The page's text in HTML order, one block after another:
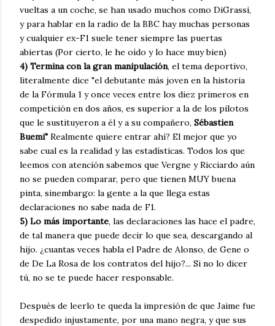
vueltas a un coche, se han usado muchos como DiGrassi,
y para hablar en la radio de la BBC hay muchas personas
y cualquier ex-F1 suele tener siempre las puertas
abiertas (Por cierto, le he oído y lo hace muy bien)
4) Termina con la gran manipulación, el tema deportivo,
literalmente dice "el debutante más joven en la historia
de la Fórmula 1 y once veces entre los diez primeros en
competición en dos años, es superior a la de los pilotos
que le sustituyeron a él y a su compañero, Sébastien
Buemi" Realmente quiere entrar ahí? El mejor que yo
sabe cual es la realidad y las estadísticas. Todos los que
leemos con atención sabemos que Vergne y Ricciardo aún
no se pueden comparar, pero que tienen MUY buena
pinta, sinembargo: la gente a la que llega estas
declaraciones no sabe nada de F1.
5) Lo más importante, las declaraciones las hace el padre,
de tal manera que puede decir lo que sea, descargando al
hijo. ¿cuantas veces habla el Padre de Alonso, de Gene o
de De La Rosa de los contratos del hijo?... Si no lo dicer
tú, no se te puede hacer responsable.
Después de leerlo te queda la impresión de que Jaime fue
despedido injustamente, por una mano negra, y que sus